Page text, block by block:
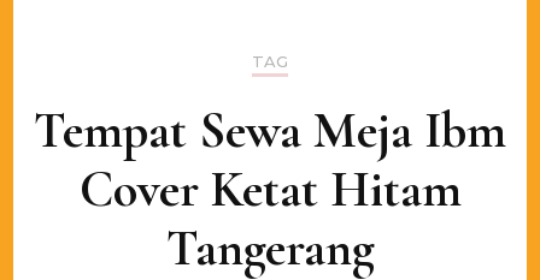
TAG
Tempat Sewa Meja Ibm
Cover Ketat Hitam
Tangerang